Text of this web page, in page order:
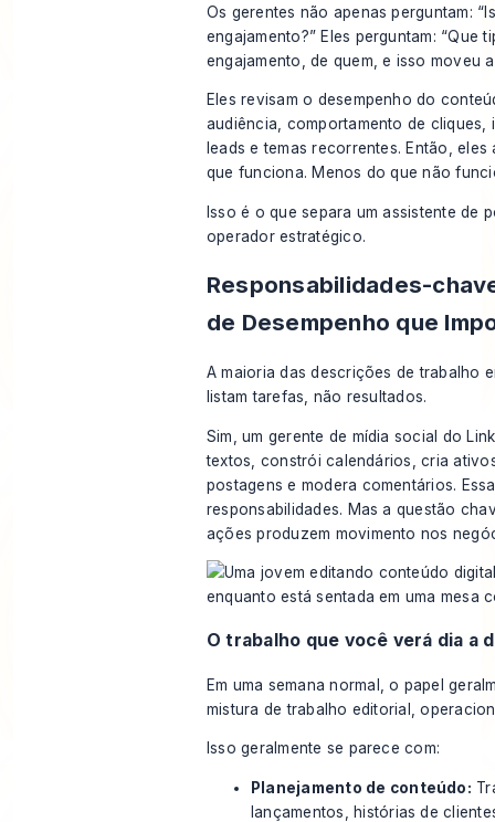
Os gerentes não apenas perguntam:
engajamento?” Eles perguntam: “Que
engajamento, de quem, e isso moveu
Eles revisam o desempenho do
audiência, comportamento de cliques,
leads e temas recorrentes. Então, eles
que funciona. Menos do que não
Isso é o que separa um assistente de
operador estratégico.
Responsabilidades-
de Desempenho que
A maioria das descrições de trabalho
listam tarefas, não resultados.
Sim, um gerente de mídia social do
textos, constrói calendários, cria
postagens e modera comentários.
responsabilidades. Mas a questão
ações produzem movimento nos
O trabalho que você verá dia a
Em uma semana normal, o papel
mistura de trabalho editorial,
Isso geralmente se parece com:
Planejamento de conteúdo:
lançamentos, histórias de